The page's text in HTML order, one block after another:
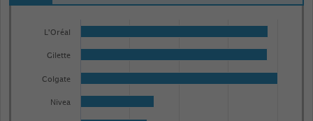
graphic. L'Oréal
Gilette
Colgate
Nivea